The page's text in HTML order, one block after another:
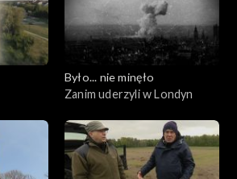
Było... nie minęło
Zanim uderzyli w Londyn